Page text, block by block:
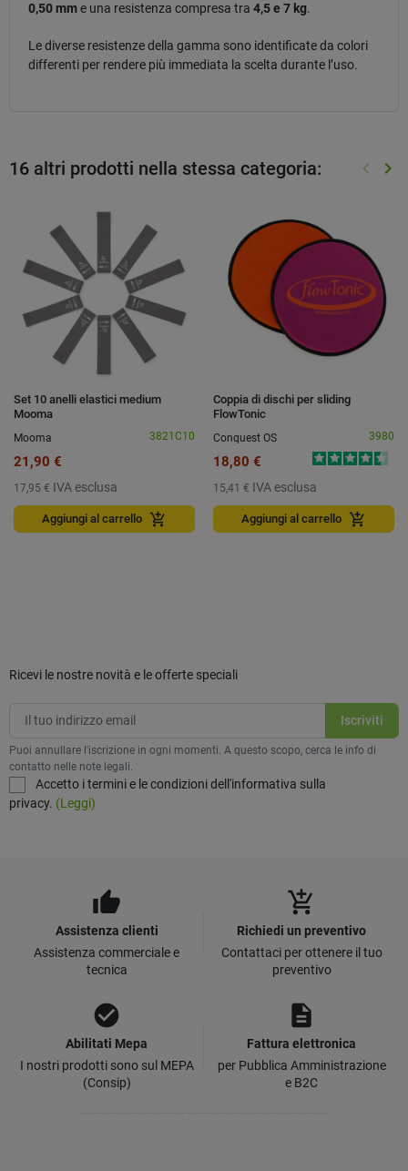
0,50 mme una resistenza compresa tra 4,5 e 7 kg.
Le diverse resistenze della gamma sono identificate da colori
differenti per rendere più immediata la scelta durante l’uso.
16 altri prodotti nella stessa categoria: keyboard_arrow_left keyboard_arrow_right
Set 10 anelli elastici medium
Mooma
Mooma
3821C10
21,90 €
17,95 € IVA esclusa
Aggiungi al carrello add_shopping_cart
Coppia di dischi per sliding
FlowTonic
Conquest OS
3980
18,80 €
15,41 € IVA esclusa
Aggiungi al carrello add_shopping_cart
Ricevi le nostre novità e le offerte speciali
Puoi annullare l'iscrizione in ogni momenti. A questo scopo, cerca le info di
contatto nelle note legali.
Accetto i termini e le condizioni dell'informativa sulla
privacy. (Leggi)
thumb_up
Assistenza clienti
Assistenza commerciale e
tecnica
add_shopping_cart
Richiedi un preventivo
Contattaci per ottenere il tuo
preventivo
check_circle
Abilitati Mepa
I nostri prodotti sono sul MEPA
(Consip)
description
Fattura elettronica
per Pubblica Amministrazione
e B2C